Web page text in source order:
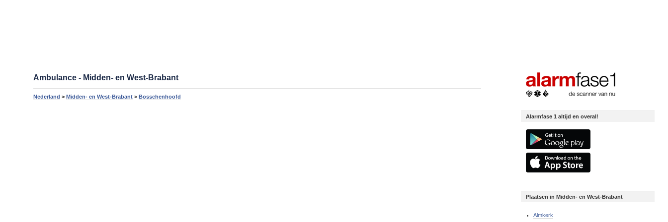
Ambulance - Midden- en West-Brabant
Nederland >Midden- en West-Brabant >Bosschenhoofd
Alarmfase 1 altijd en overal!
Plaatsen in Midden- en West-Brabant
Almkerk